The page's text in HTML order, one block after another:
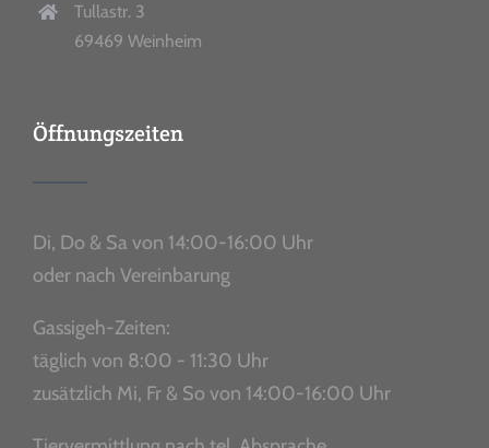
Tullastr. 3
69469 Weinheim
Öffnungszeiten
Di, Do & Sa von 14:00-16:00 Uhr
oder nach Vereinbarung
Gassigeh-Zeiten:
täglich von 8:00 - 11:30 Uhr
zusätzlich Mi, Fr & So von 14:00-16:00 Uhr